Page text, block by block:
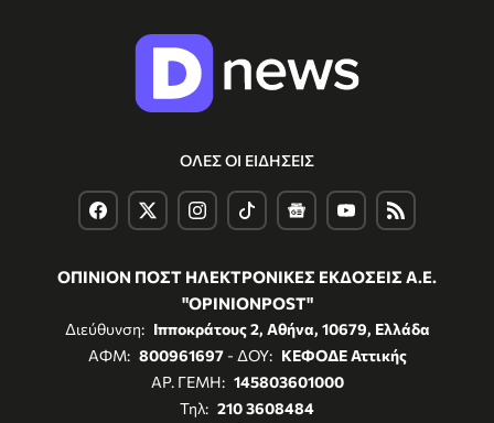
ΟΛΕΣ ΟΙ ΕΙΔΗΣΕΙΣ
ΟΠΙΝΙΟΝ ΠΟΣΤ ΗΛΕΚΤΡΟΝΙΚΕΣ ΕΚΔΟΣΕΙΣ Α.Ε.
"OPINIONPOST"
Διεύθυνση: Ιπποκράτους 2, Αθήνα, 10679, Ελλάδα
ΑΦΜ: 800961697- ΔΟΥ: ΚΕΦΟΔΕ Αττικής
ΑΡ. ΓΕΜΗ: 145803601000
Τηλ: 210 3608484